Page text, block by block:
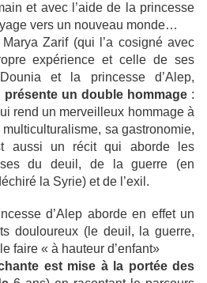
et avec l’aide de la princesse
vers un nouveau monde…
Zarif (qui l’a cosigné avec
expérience et celle de ses
et la princesse d’Alep,
présente un double hommage:
rend un merveilleux hommage à
sa gastronomie,
aussi un récit qui aborde les
du deuil, de la guerre (en
la Syrie) et de l’exil.
d’Alep aborde en effet un
douloureux (le deuil, la guerre,
faire « à hauteur d’enfant»
est mise à la portée des